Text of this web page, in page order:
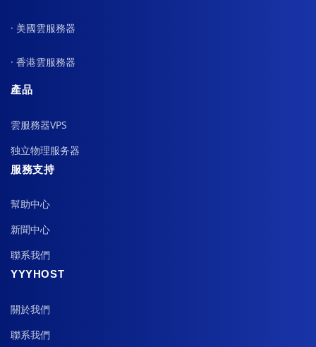
· 美國雲服務器
· 香港雲服務器
產品
雲服務器VPS
独立物理服务器
服務支持
幫助中心
新聞中心
聯系我們
YYYHOST
關於我們
聯系我們